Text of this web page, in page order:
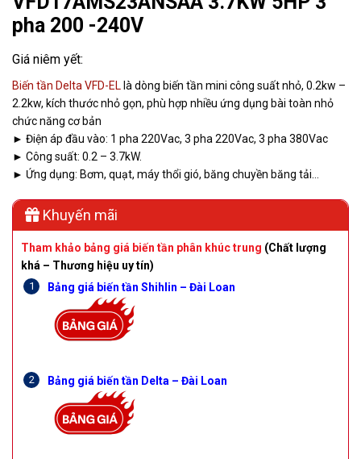
pha 200 -240V
Biến tần Delta VFD-EL là dòng biến tần mini công suất nhỏ, 0.2kw –
2.2kw, kích thước nhỏ gọn, phù hợp nhiều ứng dụng bài toàn nhỏ
chức năng cơ bản
► Điện áp đầu vào: 1 pha 220Vac, 3 pha 220Vac, 3 pha 380Vac
► Công suất: 0.2 – 3.7kW.
► Ứng dụng: Bơm, quạt, máy thổi gió, băng chuyền băng tải…
Khuyến mãi
Tham khảo bảng giá biến tần phân khúc trung (Chất lượng
khá – Thương hiệu uy tín)
Bảng giá biến tần Shihlin – Đài Loan
Bảng giá biến tần Delta – Đài Loan